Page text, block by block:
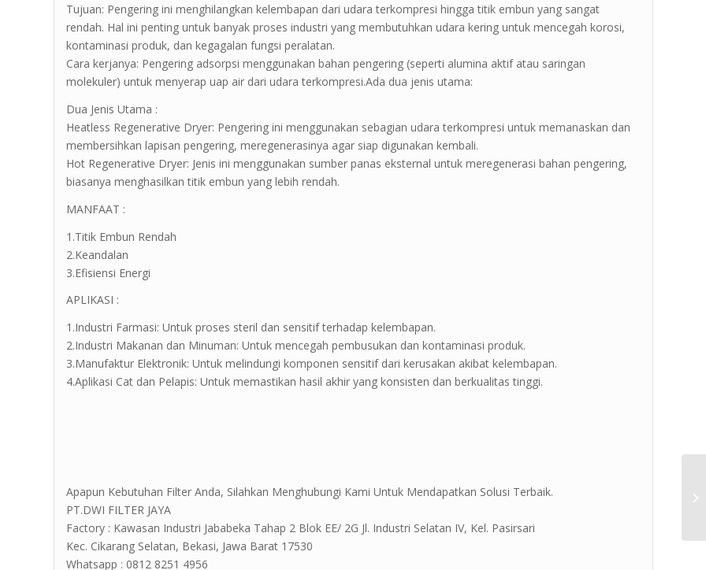
Tujuan: Pengering ini menghilangkan kelembapan dari udara terkompresi hingga titik embun yang sangat
rendah. Hal ini penting untuk banyak proses industri yang membutuhkan udara kering untuk mencegah korosi,
kontaminasi produk, dan kegagalan fungsi peralatan.
Cara kerjanya: Pengering adsorpsi menggunakan bahan pengering (seperti alumina aktif atau saringan
molekuler) untuk menyerap uap air dari udara terkompresi.Ada dua jenis utama:
Dua Jenis Utama :
Heatless Regenerative Dryer: Pengering ini menggunakan sebagian udara terkompresi untuk memanaskan dan
membersihkan lapisan pengering, meregenerasinya agar siap digunakan kembali.
Hot Regenerative Dryer: Jenis ini menggunakan sumber panas eksternal untuk meregenerasi bahan pengering,
biasanya menghasilkan titik embun yang lebih rendah.
MANFAAT :
1.Titik Embun Rendah
2.Keandalan
3.Efisiensi Energi
APLIKASI :
1.Industri Farmasi: Untuk proses steril dan sensitif terhadap kelembapan.
2.Industri Makanan dan Minuman: Untuk mencegah pembusukan dan kontaminasi produk.
3.Manufaktur Elektronik: Untuk melindungi komponen sensitif dari kerusakan akibat kelembapan.
4.Aplikasi Cat dan Pelapis: Untuk memastikan hasil akhir yang konsisten dan berkualitas tinggi.
Apapun Kebutuhan Filter Anda, Silahkan Menghubungi Kami Untuk Mendapatkan Solusi Terbaik.
PT.DWI FILTER JAYA
Factory : Kawasan Industri Jababeka Tahap 2 Blok EE/ 2G Jl. Industri Selatan IV, Kel. Pasirsari
Kec. Cikarang Selatan, Bekasi, Jawa Barat 17530
Whatsapp : 0812 8251 4956